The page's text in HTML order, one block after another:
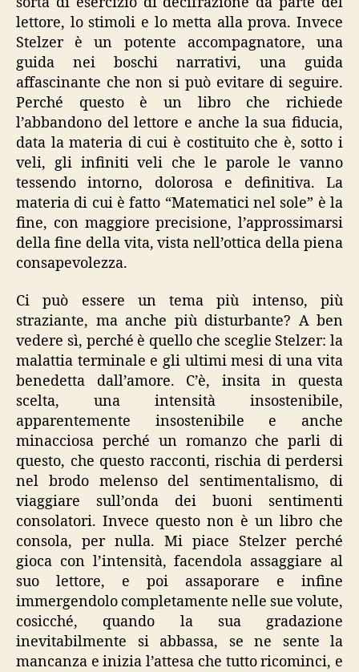
lettore, lo stimoli e lo metta alla prova. Invece
Stelzer è un potente accompagnatore, una
guida nei boschi narrativi, una guida
affascinante che non si può evitare di seguire.
Perché questo è un libro che richiede
l’abbandono del lettore e anche la sua fiducia,
data la materia di cui è costituito che è, sotto i
veli, gli infiniti veli che le parole le vanno
tessendo intorno, dolorosa e definitiva. La
materia di cui è fatto “Matematici nel sole” è la
fine, con maggiore precisione, l’approssimarsi
della fine della vita, vista nell’ottica della piena
consapevolezza.
Ci può essere un tema più intenso, più
straziante, ma anche più disturbante? A ben
vedere sì, perché è quello che sceglie Stelzer: la
malattia terminale e gli ultimi mesi di una vita
benedetta dall’amore. C’è, insita in questa
scelta, una intensità insostenibile,
apparentemente insostenibile e anche
minacciosa perché un romanzo che parli di
questo, che questo racconti, rischia di perdersi
nel brodo melenso del sentimentalismo, di
viaggiare sull’onda dei buoni sentimenti
consolatori. Invece questo non è un libro che
consola, per nulla. Mi piace Stelzer perché
gioca con l’intensità, facendola assaggiare al
suo lettore, e poi assaporare e infine
immergendolo completamente nelle sue volute,
cosicché, quando la sua gradazione
inevitabilmente si abbassa, se ne sente la
mancanza e inizia l’attesa che tutto ricominci, e